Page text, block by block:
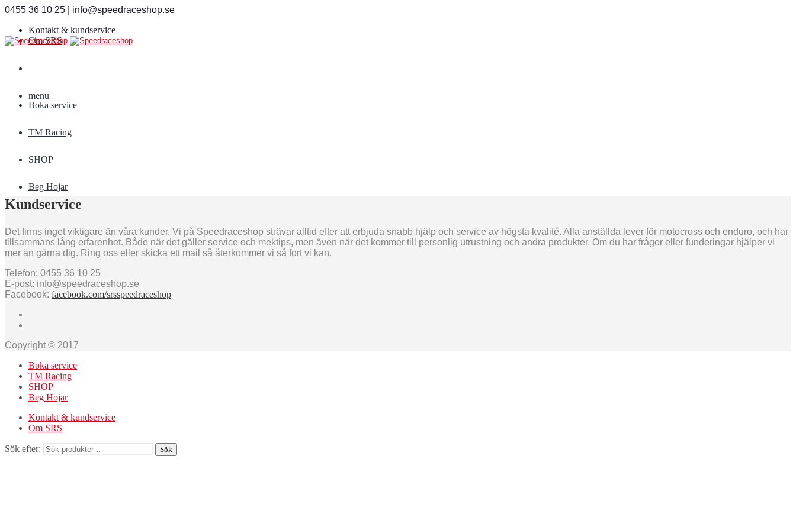
0455 36 10 25 | info@speedraceshop.se
Kontakt & kundservice
Om SRS
menu
Boka service
TM Racing
SHOP
Beg Hojar
Kundservice
Det finns inget viktigare än våra kunder. Vi på Speedraceshop strävar alltid efter att erbjuda snabb hjälp och service av högsta kvalité. Alla anställda lever för motocross och enduro, och har
tillsammans lång erfarenhet. Både när det gäller service och mektips, men även när det kommer till personlig utrustning och andra produkter. Om du har frågor eller funderingar hjälper vi
mer än gärna dig. Ring oss eller skicka ett mail så återkommer vi så fort vi kan.
Telefon: 0455 36 10 25
E-post: info@speedraceshop.se
Facebook: facebook.com/srsspeedraceshop
Copyright © 2017
Boka service
TM Racing
SHOP
Beg Hojar
Kontakt & kundservice
Om SRS
Sök efter: Sök